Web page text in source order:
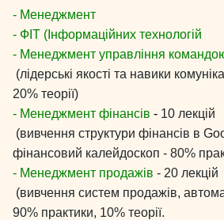
- Менеджмент
- ФІТ (Інформаційних технологій
- Менеджмент управління
(лідерські якості та навики
20% теорії)
- Менеджмент фінансів - 10 лекцій
(вивчення структури фінансів в
фінансовий калейдоскоп - 80%
- Менеджмент продажів - 20 лекцій
(вивчення систем продажів,
90% практики, 10% теорії.